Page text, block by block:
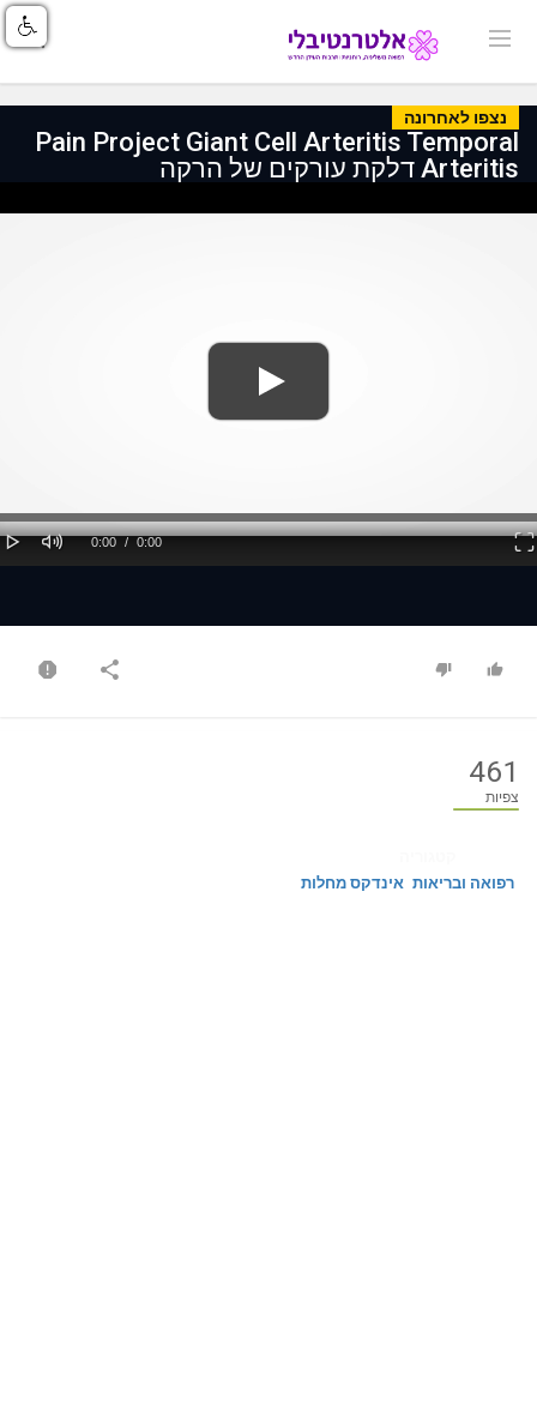
נצפו לאחרונה
Pain Project Giant Cell Arteritis Temporal
Arteritis דלקת עורקים של הרקה
Mute
Current
0:00 /
Duration
0:00
Fullscreen
461
צפיות
רפואה ובריאות אינדקס מחלות